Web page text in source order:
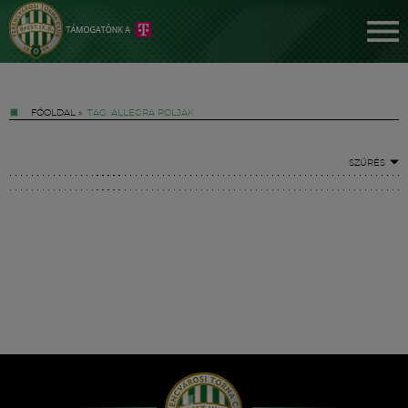
FŐOLDAL » TAG: ALLEGRA POLJAK
SZŰRÉS
Hírek